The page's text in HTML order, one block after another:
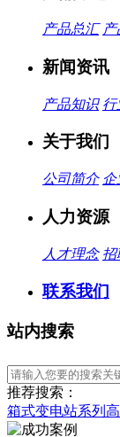
产品总汇
新闻资讯
产品知识 行
关于我们
公司简介
人力资源
人才理念 招
联系我们
站内搜索
推荐搜索：
箱式变电站系列